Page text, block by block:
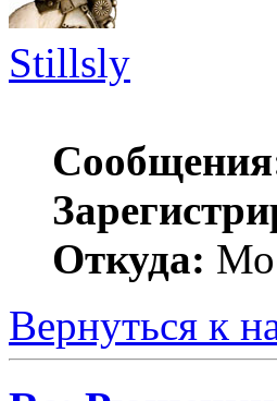
Stillsly
Откуда:
Вернуться к